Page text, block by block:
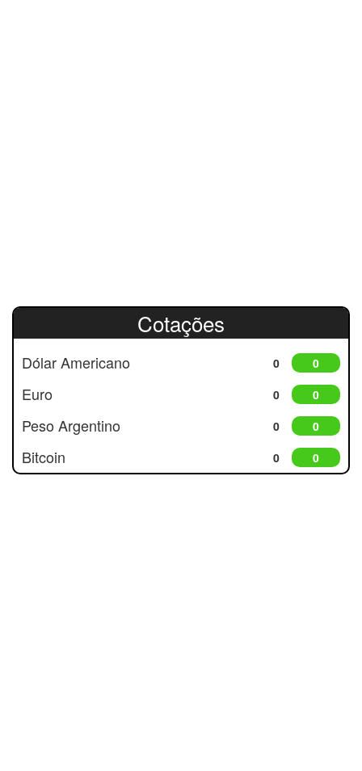
Cotações
Dólar Americano 0 0
Euro 0 0
Peso Argentino 0 0
Bitcoin 0 0